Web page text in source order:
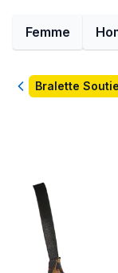
Femme
RetourBralette